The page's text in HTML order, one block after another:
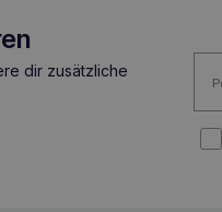
dir zusätzliche